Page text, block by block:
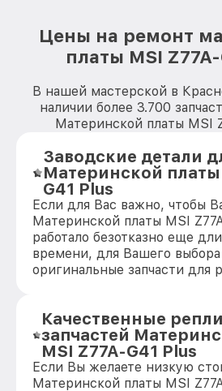
Цены на ремонт
платы MSI
В нашей мастерской в
наличии более 3.700
Материнской платы MSI
Заводские детали
Материнской платы
G41 Plus
Если для Вас важно, чтобы
Материнской платы MSI
работало безотказно еще
времени, для Вашего выбора
оригинальные запчасти для
Качественные
запчастей
MSI Z77A-G41 Plus
Если Вы желаете низкую
Материнской платы MSI